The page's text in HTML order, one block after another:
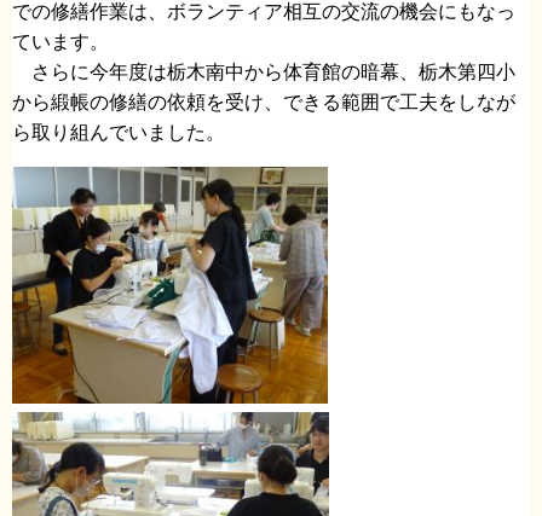
での修繕作業は、ボランティア相互の交流の機会にもなっ
ています。
さらに今年度は栃木南中から体育館の暗幕、栃木第四小
から緞帳の修繕の依頼を受け、できる範囲で工夫をしなが
ら取り組んでいました。